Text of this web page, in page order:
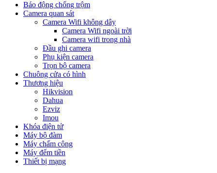
Báo động chống trộm
Camera quan sát
Camera Wifi không dây
Camera Wifi ngoài trời
Camera wifi trong nhà
Đầu ghi camera
Phụ kiện camera
Trọn bộ camera
Chuông cửa có hình
Thương hiệu
Hikvision
Dahua
Ezviz
Imou
Khóa điện tử
Máy bộ đàm
Máy chấm công
Máy đếm tiền
Thiết bị mạng